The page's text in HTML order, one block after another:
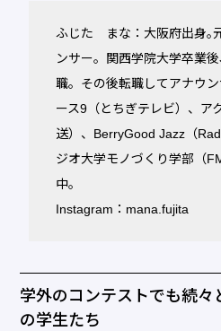
ふじた まな：大阪府出身｡
ンサー。関西学院大学卒業
職。その後転職してアナウ
ース9（とちぎテレビ）、ア
送）、BerryGood Jazz（
ジオ大学モノづくり学部（
中。
Instagram：mana.fujita
学外のコンテストでも続
の学生たち